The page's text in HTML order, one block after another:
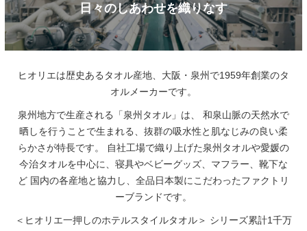
日々のしあわせを織りなす
ヒオリエは歴史あるタオル産地、大阪・泉州で1959年創業のタ
オルメーカーです。
泉州地方で生産される「泉州タオル」は、
和泉山脈の天然水で
晒しを行うことで生まれる、抜群の吸水性と肌なじみの良い柔
らかさが特長です。
自社工場で織り上げた泉州タオルや愛媛の
今治タオルを中心に、寝具やベビーグッズ、マフラー、靴下な
ど 国内の各産地と協力し、全品日本製にこだわったファクトリ
ーブランドです。
＜ヒオリエ一押しのホテルスタイルタオル＞ シリーズ累計1千万